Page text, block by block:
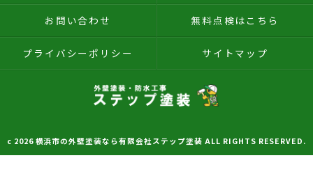
お問い合わせ 無料点検はこちら
プライバシーポリシー サイトマップ
c 2026 横浜市の外壁塗装なら有限会社ステップ塗装 ALL RIGHTS RESERVED.